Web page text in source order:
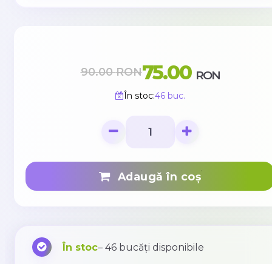
90.00RON75.00 RON
În stoc:46 buc.
Adaugă în coș
În stoc– 46 bucăți disponibile